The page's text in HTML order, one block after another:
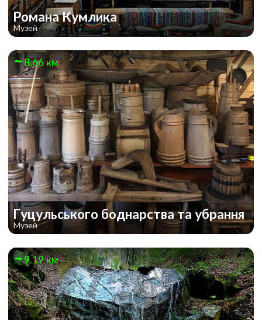
Романа Кумлика
Музей
8.66 км
Гуцульського боднарства та убрання
Музей
9.19 км